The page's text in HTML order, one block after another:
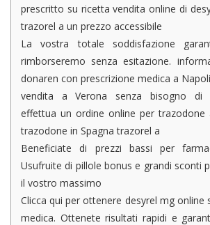
prescritto su ricetta vendita online di
trazorel a un prezzo accessibile
La vostra totale soddisfazione
rimborseremo senza esitazione.
donaren con prescrizione medica a Napoli
vendita a Verona senza bisogno di
effettua un ordine online per trazodone
trazodone in Spagna trazorel a
Beneficiate di prezzi bassi per
Usufruite di pillole bonus e grandi sconti
il vostro massimo
Clicca qui per ottenere desyrel mg online
medica. Ottenete risultati rapidi e